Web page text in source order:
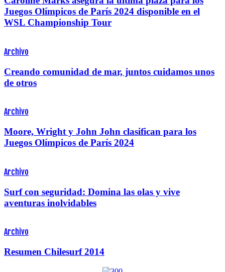
Juegos Olímpicos de París 2024 disponible en el
WSL Championship Tour
Archivo
Creando comunidad de mar, juntos cuidamos unos
de otros
Archivo
Moore, Wright y John John clasifican para los
Juegos Olímpicos de París 2024
Archivo
Surf con seguridad: Domina las olas y vive
aventuras inolvidables
Archivo
Resumen Chilesurf 2014